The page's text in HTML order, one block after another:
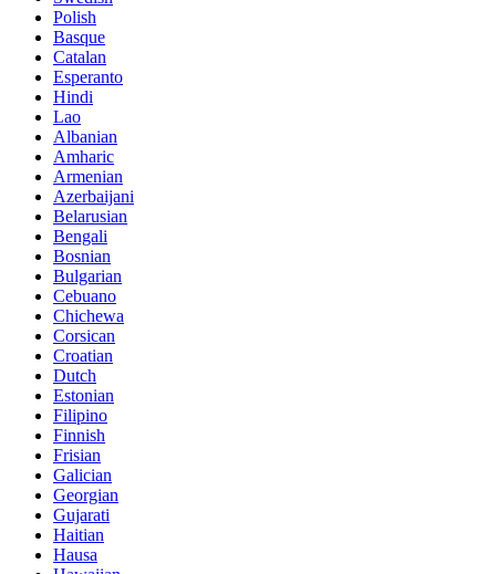
Polish
Basque
Catalan
Esperanto
Hindi
Lao
Albanian
Amharic
Armenian
Azerbaijani
Belarusian
Bengali
Bosnian
Bulgarian
Cebuano
Chichewa
Corsican
Croatian
Dutch
Estonian
Filipino
Finnish
Frisian
Galician
Georgian
Gujarati
Haitian
Hausa